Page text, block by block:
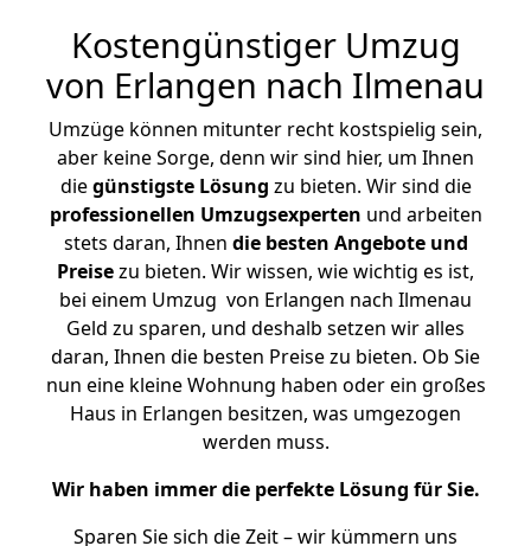
Kostengünstiger Umzug
von Erlangen nach Ilmenau
Umzüge können mitunter recht kostspielig sein,
aber keine Sorge, denn wir sind hier, um Ihnen
diegünstigste Lösung zu bieten. Wir sind die
professionellen Umzugsexperten und arbeiten
stets daran, Ihnen die besten Angebote und
Preisezu bieten. Wir wissen, wie wichtig es ist,
bei einem Umzug von Erlangen nach Ilmenau
Geld zu sparen, und deshalb setzen wir alles
daran, Ihnen die besten Preise zu bieten. Ob Sie
nun eine kleine Wohnung haben oder ein großes
Haus in Erlangen besitzen, was umgezogen
werden muss.
Wir haben immer die perfekte Lösung für Sie.
Sparen Sie sich die Zeit – wir kümmern uns